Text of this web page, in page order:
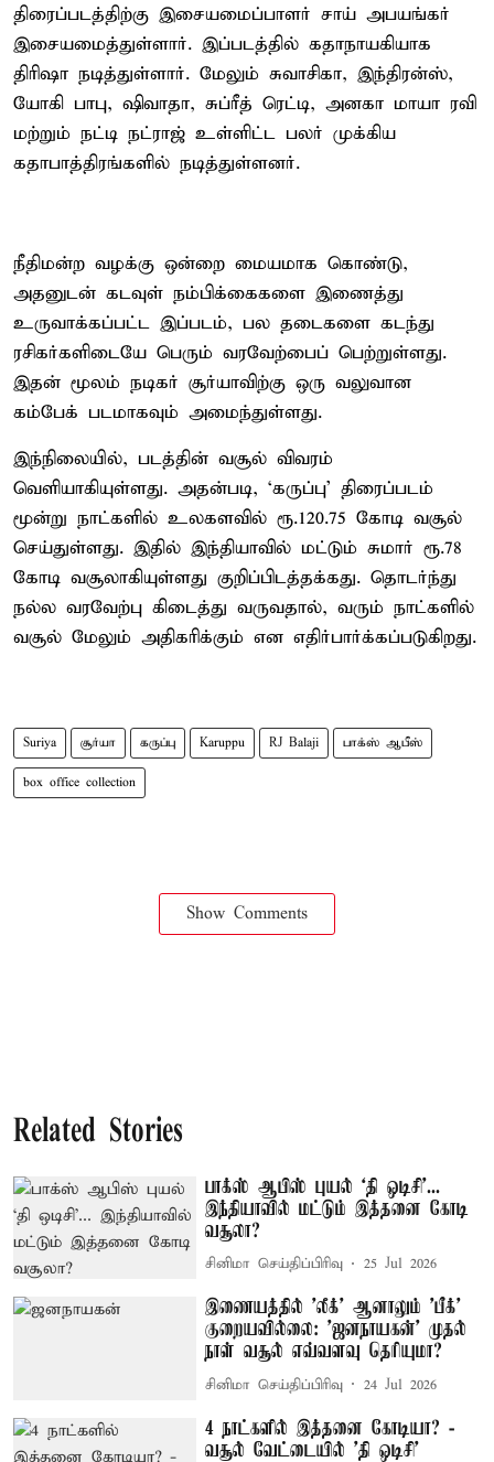
திரைப்படத்திற்கு இசையமைப்பாளர் சாய் அபயங்கர்
இசையமைத்துள்ளார். இப்படத்தில் கதாநாயகியாக
திரிஷா நடித்துள்ளார். மேலும் சுவாசிகா, இந்திரன்ஸ்,
யோகி பாபு, ஷிவாதா, சுப்ரீத் ரெட்டி, அனகா மாயா ரவி
மற்றும் நட்டி நட்ராஜ் உள்ளிட்ட பலர் முக்கிய
கதாபாத்திரங்களில் நடித்துள்ளனர்.
நீதிமன்ற வழக்கு ஒன்றை மையமாக கொண்டு,
அதனுடன் கடவுள் நம்பிக்கைகளை இணைத்து
உருவாக்கப்பட்ட இப்படம், பல தடைகளை கடந்து
ரசிகர்களிடையே பெரும் வரவேற்பைப் பெற்றுள்ளது.
இதன் மூலம் நடிகர் சூர்யாவிற்கு ஒரு வலுவான
கம்பேக் படமாகவும் அமைந்துள்ளது.
இந்நிலையில், படத்தின் வசூல் விவரம்
வெளியாகியுள்ளது. அதன்படி, ‘கருப்பு’ திரைப்படம்
மூன்று நாட்களில் உலகளவில் ரூ.120.75 கோடி வசூல்
செய்துள்ளது. இதில் இந்தியாவில் மட்டும் சுமார் ரூ.78
கோடி வசூலாகியுள்ளது குறிப்பிடத்தக்கது. தொடர்ந்து
நல்ல வரவேற்பு கிடைத்து வருவதால், வரும் நாட்களில்
வசூல் மேலும் அதிகரிக்கும் என எதிர்பார்க்கப்படுகிறது.
Suriya சூர்யா கருப்பு Karuppu RJ Balaji பாக்ஸ் ஆபீஸ்
box office collection
Show Comments
Related Stories
பாக்ஸ் ஆபிஸ் புயல் ‘தி ஒடிசி’...
இந்தியாவில் மட்டும் இத்தனை கோடி
வசூலா?
சினிமா செய்திப்பிரிவு 25 Jul 2026
இணையத்தில் 'லீக்' ஆனாலும் 'பீக்'
குறையவில்லை: 'ஜனநாயகன்' முதல்
நாள் வசூல் எவ்வளவு தெரியுமா?
சினிமா செய்திப்பிரிவு 24 Jul 2026
4 நாட்களில் இத்தனை கோடியா? -
வசூல் வேட்டையில் ’தி ஒடிசி’